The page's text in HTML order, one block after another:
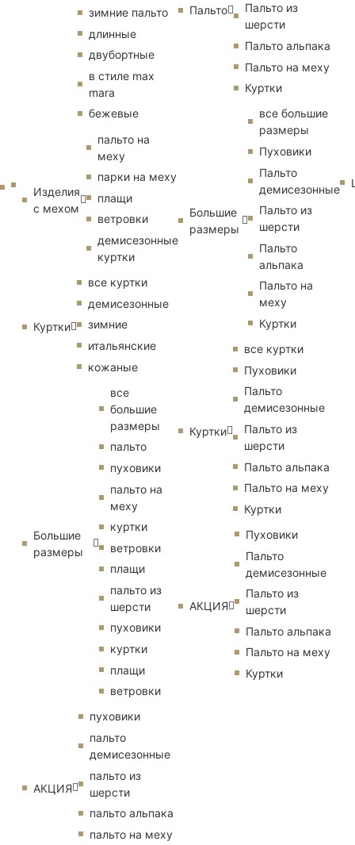
зимние пальто
длинные
двубортные
в стиле max
mara
бежевые
Изделия
с мехом
пальто на
меху
парки на меху
плащи
ветровки
демисезонные
куртки
Куртки
все куртки
демисезонные
зимние
итальянские
кожаные
Большие
размеры
все
большие
размеры
пальто
пуховики
пальто на
меху
куртки
ветровки
плащи
пальто из
шерсти
пуховики
куртки
плащи
ветровки
АКЦИЯ
пуховики
пальто
демисезонные
пальто из
шерсти
пальто альпака
пальто на меху
Пальто
Пальто из
шерсти
Пальто альпака
Пальто на меху
Куртки
Большие
размеры
все большие
размеры
Пуховики
Пальто
демисезонные
Пальто из
шерсти
Пальто
альпака
Пальто на
меху
Куртки
Куртки
все куртки
Пуховики
Пальто
демисезонные
Пальто из
шерсти
Пальто альпака
Пальто на меху
Куртки
АКЦИЯ
Пуховики
Пальто
демисезонные
Пальто из
шерсти
Пальто альпака
Пальто на меху
Куртки